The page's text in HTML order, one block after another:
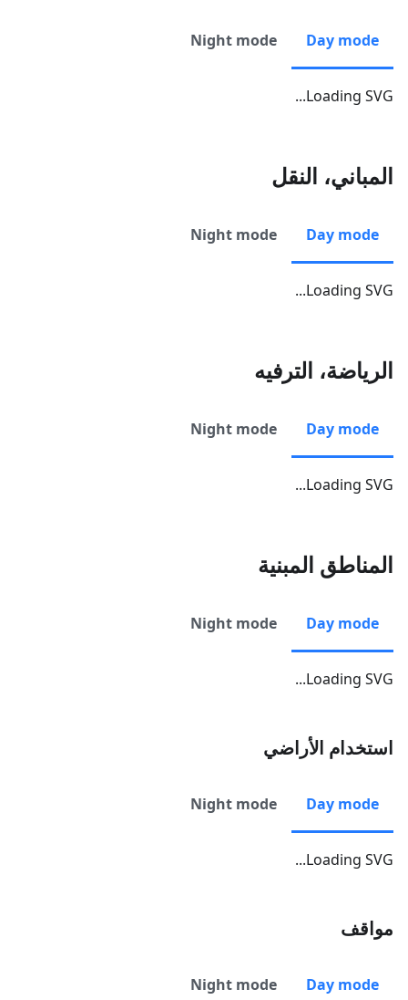
Day mode
Night mode
Loading SVG...
المباني، النقل
Day mode
Night mode
Loading SVG...
الرياضة، الترفيه
Day mode
Night mode
Loading SVG...
المناطق المبنية
Day mode
Night mode
Loading SVG...
استخدام الأراضي
Day mode
Night mode
Loading SVG...
مواقف
Day mode
Night mode